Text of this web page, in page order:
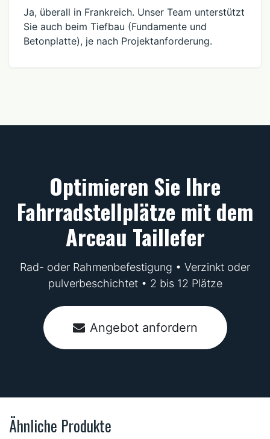
Ja, überall in Frankreich. Unser Team unterstützt
Sie auch beim Tiefbau (Fundamente und
Betonplatte), je nach Projektanforderung.
Optimieren Sie Ihre
Fahrradstellplätze mit dem
Arceau Taillefer
Rad- oder Rahmenbefestigung • Verzinkt oder
pulverbeschichtet • 2 bis 12 Plätze
Angebot anfordern
Ähnliche Produkte